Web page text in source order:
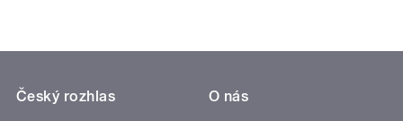
Český rozhlas
O nás